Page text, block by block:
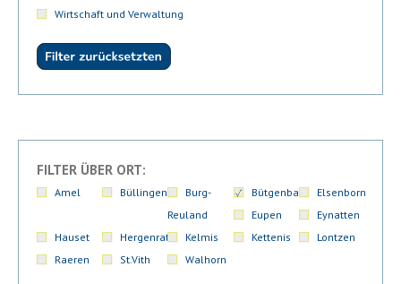
Wirtschaft und Verwaltung
FILTER ÜBER ORT:
Amel Büllingen
Burg-
Reuland
Bütgenbach
Elsenborn
Eupen
Eynatten
Hauset
Hergenrath Kelmis Kettenis
Lontzen
Raeren
St.Vith Walhorn